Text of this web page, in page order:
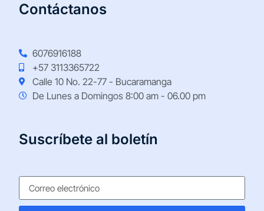
Contáctanos
6076916188
+57 3113365722
Calle 10 No. 22-77 - Bucaramanga
De Lunes a Domingos 8:00 am - 06.00 pm
Suscríbete al boletín